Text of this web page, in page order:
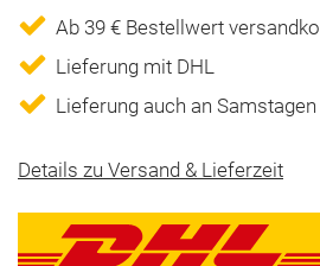
Ab 39 € Bestellwert
Lieferung mit DHL
Lieferung auch an Samstagen
Details zu Versand & Lieferzeit